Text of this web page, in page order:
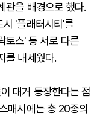
관을 배경으로 했다.
시 '플래터시티'를
토스' 등 서로 다른
를 내세웠다.
대거 등장한다는 점
매시에는 총 20종의